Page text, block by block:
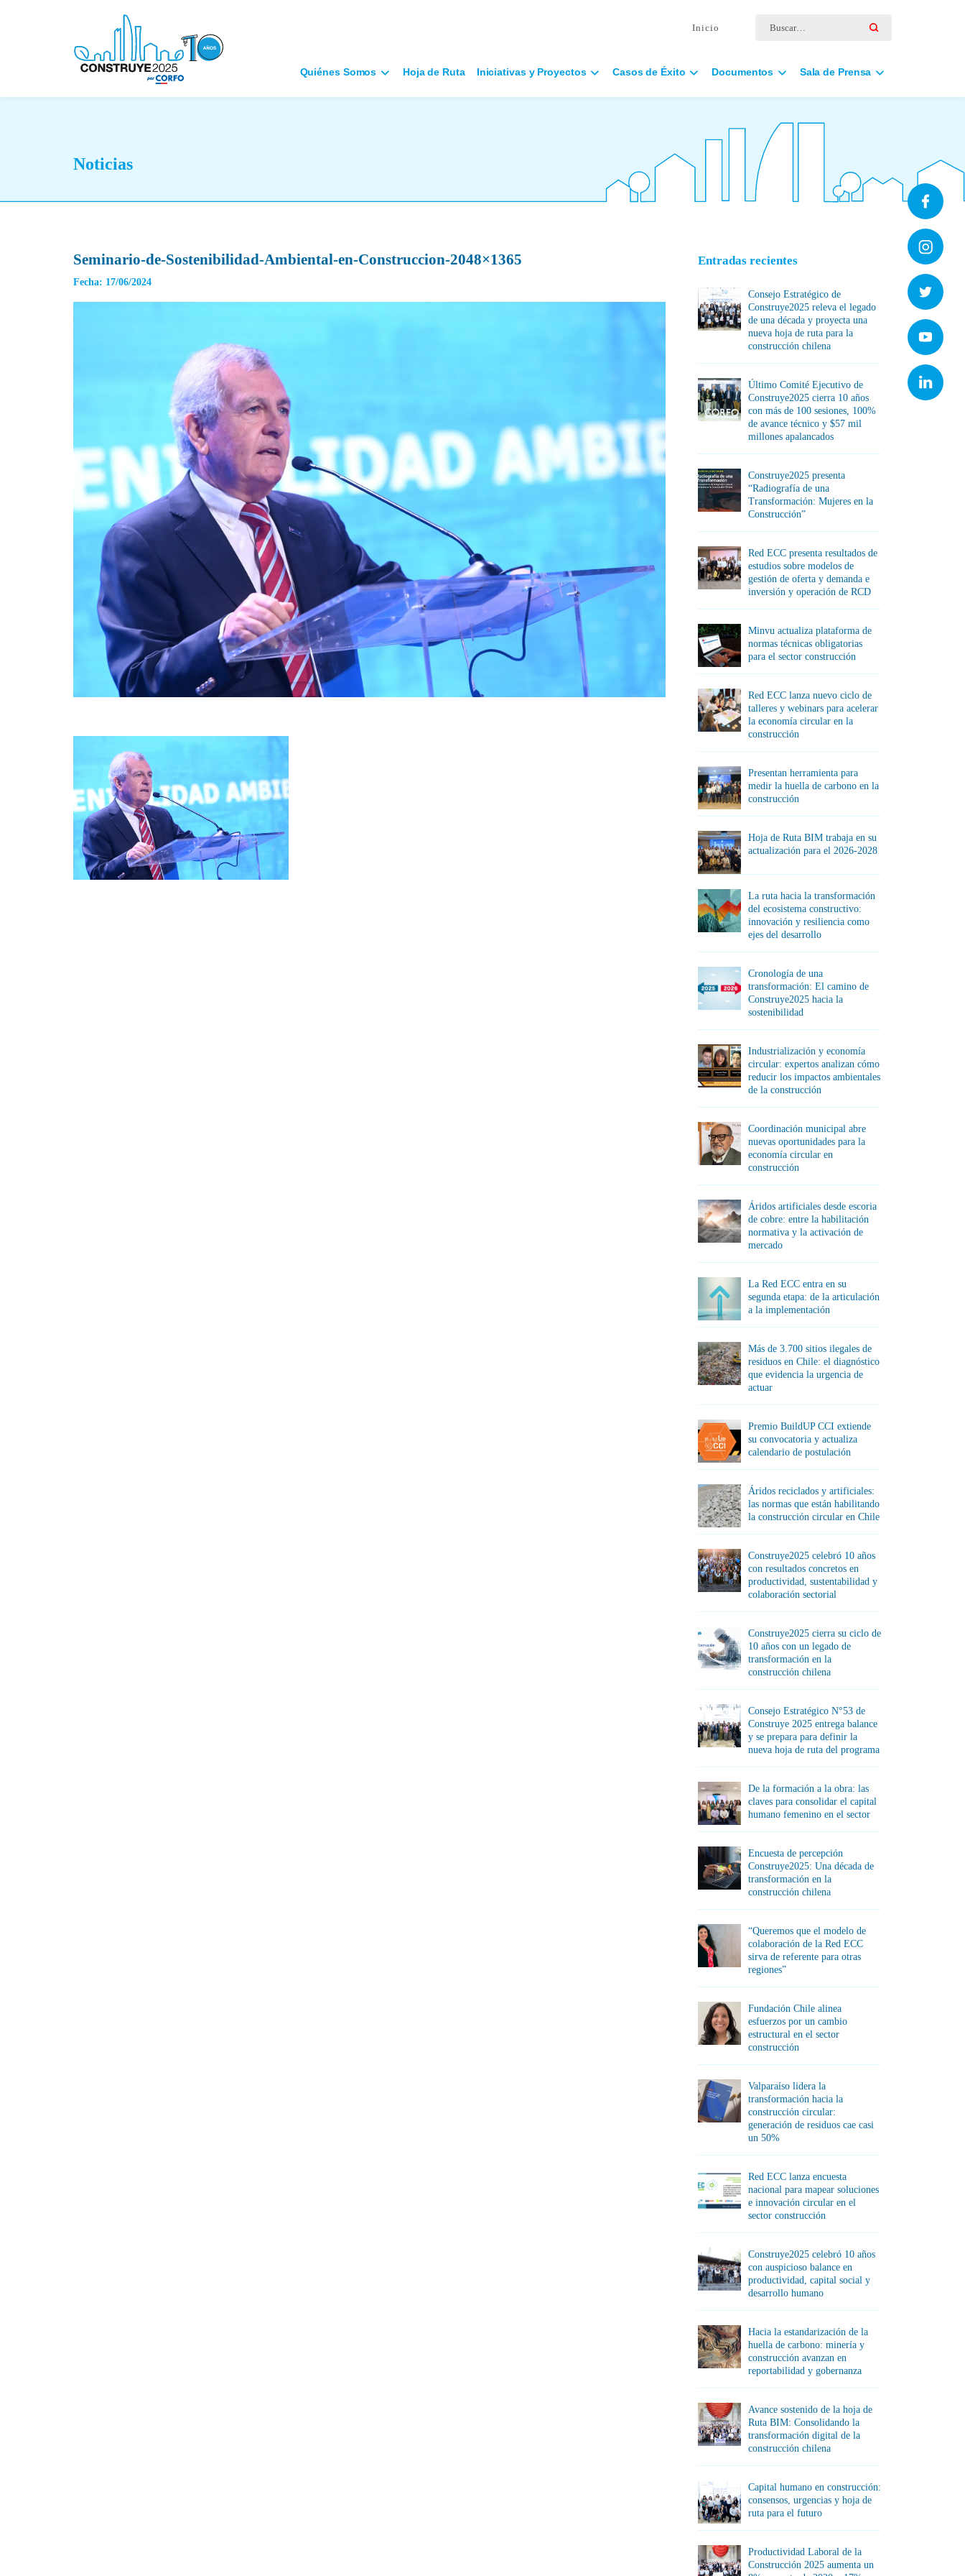
Buscar por:
Inicio
Quiénes Somos Hoja de Ruta Iniciativas y Proyectos Casos de Éxito Documentos Sala de Prensa
Noticias
Seminario-de-Sostenibilidad-Ambiental-en-Construccion-2048×1365
Fecha: 17/06/2024
Entradas recientes
Consejo Estratégico de
Construye2025 releva el legado
de una década y proyecta una
nueva hoja de ruta para la
construcción chilena
Último Comité Ejecutivo de
Construye2025 cierra 10 años
con más de 100 sesiones, 100%
de avance técnico y $57 mil
millones apalancados
Construye2025 presenta
“Radiografía de una
Transformación: Mujeres en la
Construcción”
Red ECC presenta resultados de
estudios sobre modelos de
gestión de oferta y demanda e
inversión y operación de RCD
Minvu actualiza plataforma de
normas técnicas obligatorias
para el sector construcción
Red ECC lanza nuevo ciclo de
talleres y webinars para acelerar
la economía circular en la
construcción
Presentan herramienta para
medir la huella de carbono en la
construcción
Hoja de Ruta BIM trabaja en su
actualización para el 2026-2028
La ruta hacia la transformación
del ecosistema constructivo:
innovación y resiliencia como
ejes del desarrollo
Cronología de una
transformación: El camino de
Construye2025 hacia la
sostenibilidad
Industrialización y economía
circular: expertos analizan cómo
reducir los impactos ambientales
de la construcción
Coordinación municipal abre
nuevas oportunidades para la
economía circular en
construcción
Áridos artificiales desde escoria
de cobre: entre la habilitación
normativa y la activación de
mercado
La Red ECC entra en su
segunda etapa: de la articulación
a la implementación
Más de 3.700 sitios ilegales de
residuos en Chile: el diagnóstico
que evidencia la urgencia de
actuar
Premio BuildUP CCI extiende
su convocatoria y actualiza
calendario de postulación
Áridos reciclados y artificiales:
las normas que están habilitando
la construcción circular en Chile
Construye2025 celebró 10 años
con resultados concretos en
productividad, sustentabilidad y
colaboración sectorial
Construye2025 cierra su ciclo de
10 años con un legado de
transformación en la
construcción chilena
Consejo Estratégico N°53 de
Construye 2025 entrega balance
y se prepara para definir la
nueva hoja de ruta del programa
De la formación a la obra: las
claves para consolidar el capital
humano femenino en el sector
Encuesta de percepción
Construye2025: Una década de
transformación en la
construcción chilena
“Queremos que el modelo de
colaboración de la Red ECC
sirva de referente para otras
regiones”
Fundación Chile alinea
esfuerzos por un cambio
estructural en el sector
construcción
Valparaíso lidera la
transformación hacia la
construcción circular:
generación de residuos cae casi
un 50%
Red ECC lanza encuesta
nacional para mapear soluciones
e innovación circular en el
sector construcción
Construye2025 celebró 10 años
con auspicioso balance en
productividad, capital social y
desarrollo humano
Hacia la estandarización de la
huella de carbono: minería y
construcción avanzan en
reportabilidad y gobernanza
Avance sostenido de la hoja de
Ruta BIM: Consolidando la
transformación digital de la
construcción chilena
Capital humano en construcción:
consensos, urgencias y hoja de
ruta para el futuro
Productividad Laboral de la
Construcción 2025 aumenta un